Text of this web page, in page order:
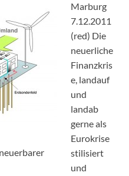
Marburg
7.12.2011
(red) Die
neuerliche
Finanzkris
e, landauf
und
landab
gerne als
Eurokrise
stilisiert
und